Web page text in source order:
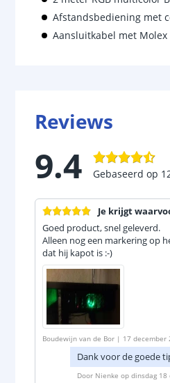
Afstandsbediening met
Aansluitkabel met Molex
Reviews
9.4 Gebaseerd op
Je krijgt
Goed product, snel geleverd.
Alleen nog een markering op
dat hij kapot is :-)
Boudewijn van de Bor | 17 december
Dank voor de goede
Door Nienke op dinsdag 18